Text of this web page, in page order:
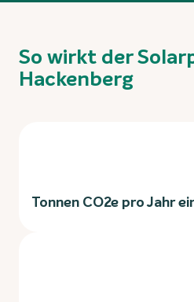
So wirkt der
Hackenberg
Tonnen CO2e pro Jahr